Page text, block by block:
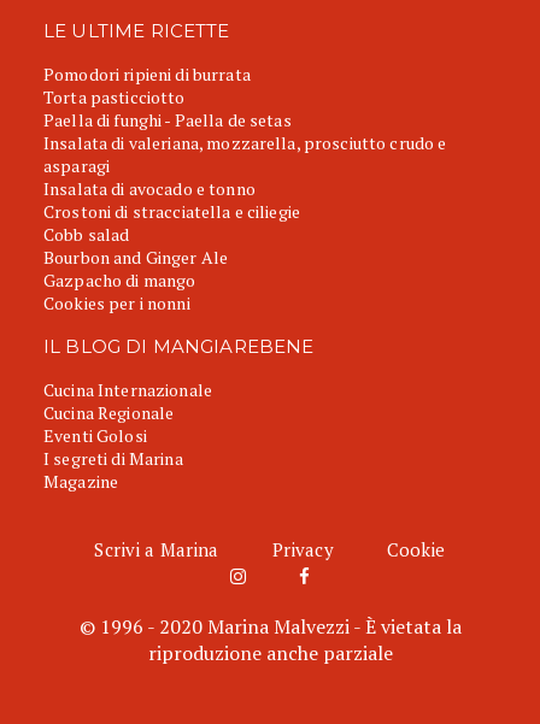
LE ULTIME RICETTE
Pomodori ripieni di burrata
Torta pasticciotto
Paella di funghi - Paella de setas
Insalata di valeriana, mozzarella, prosciutto crudo e
asparagi
Insalata di avocado e tonno
Crostoni di stracciatella e ciliegie
Cobb salad
Bourbon and Ginger Ale
Gazpacho di mango
Cookies per i nonni
IL BLOG DI MANGIAREBENE
Cucina Internazionale
Cucina Regionale
Eventi Golosi
I segreti di Marina
Magazine
Scrivi a Marina Privacy Cookie
© 1996 - 2020 Marina Malvezzi - È vietata la
riproduzione anche parziale